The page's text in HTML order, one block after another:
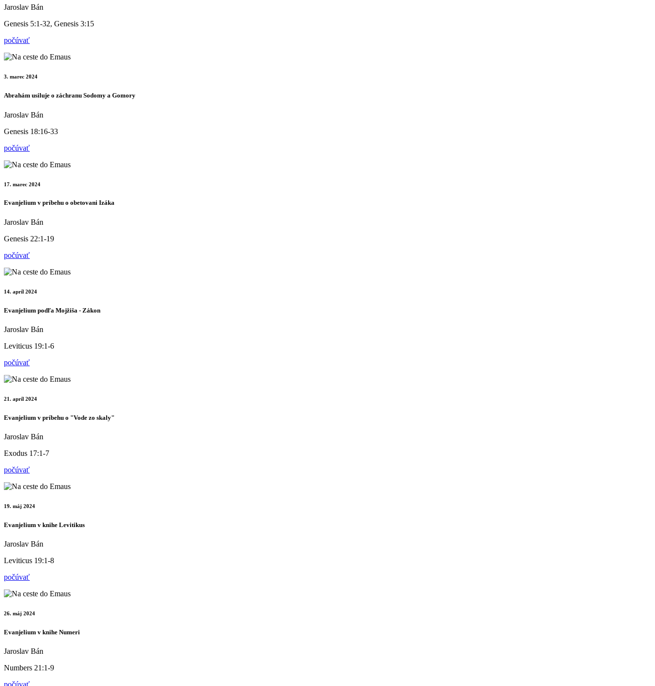
Jaroslav Bán
Genesis 5:1-32, Genesis 3:15
počúvať
3. marec 2024
Abrahám usiluje o záchranu Sodomy a Gomory
Jaroslav Bán
Genesis 18:16-33
počúvať
17. marec 2024
Evanjelium v príbehu o obetovani Izáka
Jaroslav Bán
Genesis 22:1-19
počúvať
14. apríl 2024
Evanjelium podľa Mojžiša - Zákon
Jaroslav Bán
Leviticus 19:1-6
počúvať
21. apríl 2024
Evanjelium v príbehu o "Vode zo skaly"
Jaroslav Bán
Exodus 17:1-7
počúvať
19. máj 2024
Evanjelium v knihe Levitikus
Jaroslav Bán
Leviticus 19:1-8
počúvať
26. máj 2024
Evanjelium v knihe Numeri
Jaroslav Bán
Numbers 21:1-9
počúvať